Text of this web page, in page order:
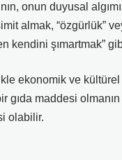
onun duyusal
almak, “özgürlük”
kendini şımartmak”
ekonomik ve kültürel
gıda maddesi
olabilir.